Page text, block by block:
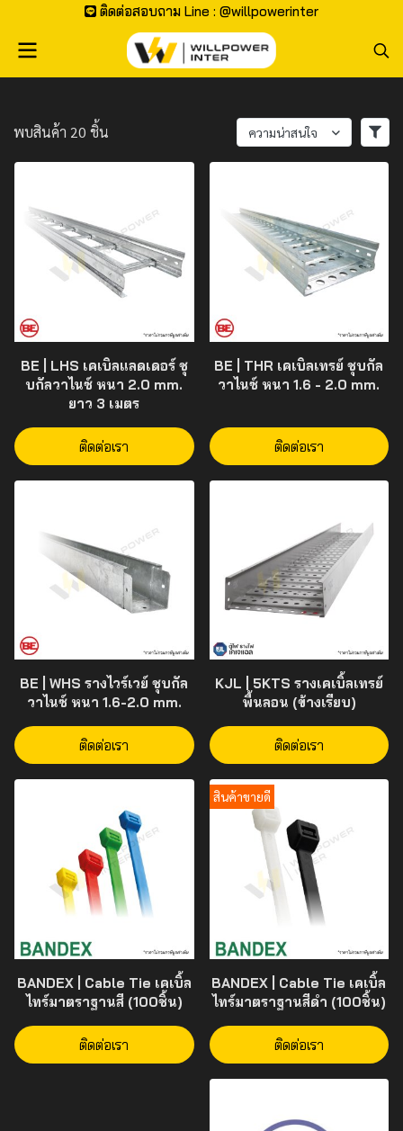
ติดต่อสอบถาม Line : @willpowerinter
พบสินค้า 20 ชิ้น ความน่าสนใจ
BE | LHS เคเบิลแลดเดอร์ ชุ
บกัลวาไนซ์ หนา 2.0 mm.
ยาว 3 เมตร
ติดต่อเรา
BE | THR เคเบิลเทรย์ ชุบกัล
วาไนซ์ หนา 1.6 - 2.0 mm.
ติดต่อเรา
BE | WHS รางไวร์เวย์ ชุบกัล
วาไนซ์ หนา 1.6-2.0 mm.
ติดต่อเรา
KJL | 5KTS รางเคเบิ้ลเทรย์
พื้นลอน (ข้างเรียบ)
ติดต่อเรา
BANDEX | Cable Tie เคเบิ้ล
ไทร์มาตราฐานสี (100ชิ้น)
ติดต่อเรา
สินค้าขายดี
BANDEX | Cable Tie เคเบิ้ล
ไทร์มาตราฐานสีดำ (100ชิ้น)
ติดต่อเรา